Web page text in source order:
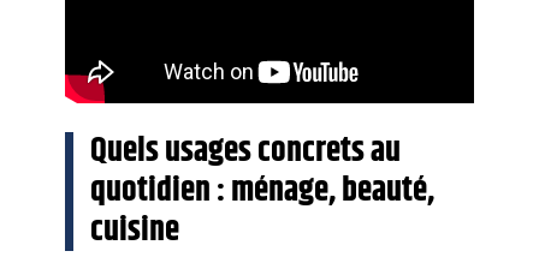
Quels usages concrets au
quotidien : ménage, beauté,
cuisine